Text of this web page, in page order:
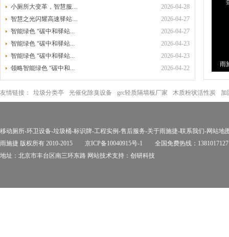
2026-04-28
小厕所大变革，智慧服...
2026-04-27
智慧之光闪耀高速驿站...
2026-04-27
智能绿色 “碳中和驿站...
2026-04-23
智能绿色 “碳中和驿站...
2026-04-23
智能绿色 “碳中和驿站...
2026-04-22
领略智能绿色 “碳中和...
雨
环
友情链接：
垃圾分类亭 光催化除臭设备 grc轻质隔墙板厂家 木质粉状活性炭 加
移动厕所-环卫设备-垃圾桶-标识牌-工程实例-售后服务-关于雨施捷-联系我们-网站地
雨施捷 版权所有 2010-2015 京ICP备10040915号-1
全国免费热线：
地址：北京市丰台区南三环东路 网站技术支持： 创研科技